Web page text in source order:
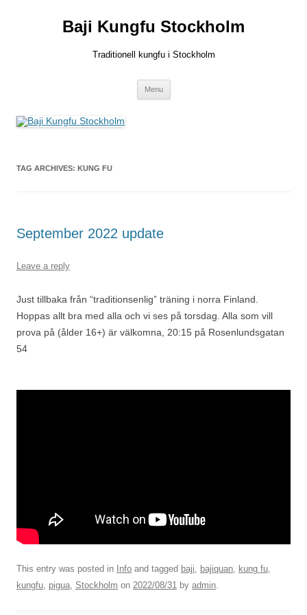
Baji Kungfu Stockholm
Traditionell kungfu i Stockholm
Menu
TAG ARCHIVES: KUNG FU
September 2022 update
Leave a reply
Just tillbaka från “traditionsenlig” träning i norra Finland.
Hoppas allt bra med alla och vi ses på torsdag. Alla som vill
prova på (ålder 16+) är välkomna, 20:15 på Rosenlundsgatan
54
This entry was posted in Info and tagged baji, bajiquan, kung fu,
kungfu, pigua, Stockholm on 2022/08/31 by admin.